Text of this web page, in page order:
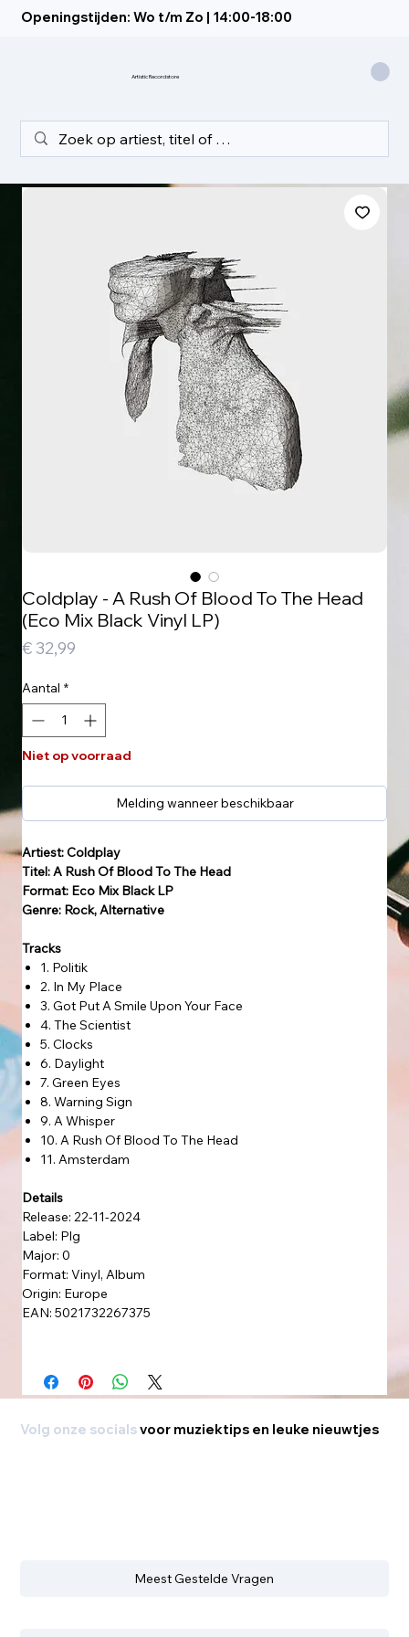
Openingstijden: Wo t/m Zo | 14:00-18:00
Artistic Recordstore
Coldplay - A Rush Of Blood To The Head
(Eco Mix Black Vinyl LP)
€ 32,99
Aantal *
Niet op voorraad
Melding wanneer beschikbaar
Artiest: Coldplay
Titel: A Rush Of Blood To The Head
Format: Eco Mix Black LP
Genre: Rock, Alternative
Tracks
1. Politik
2. In My Place
3. Got Put A Smile Upon Your Face
4. The Scientist
5. Clocks
6. Daylight
7. Green Eyes
8. Warning Sign
9. A Whisper
10. A Rush Of Blood To The Head
11. Amsterdam
Details
Release: 22-11-2024
Label: Plg
Major: 0
Format: Vinyl, Album
Origin: Europe
EAN: 5021732267375
Volg onze socialsvoor muziektips en leuke nieuwtjes
Meest Gestelde Vragen